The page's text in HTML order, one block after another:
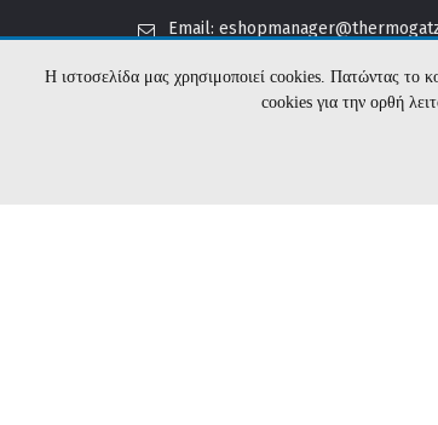
Email:
Λογιστήριο:
Τηλέφωνο Επικοινωνίας:
+30
Η ιστοσελίδα μας χρησιμοποιεί cookies. Πατώντας
cookies για την ορθή